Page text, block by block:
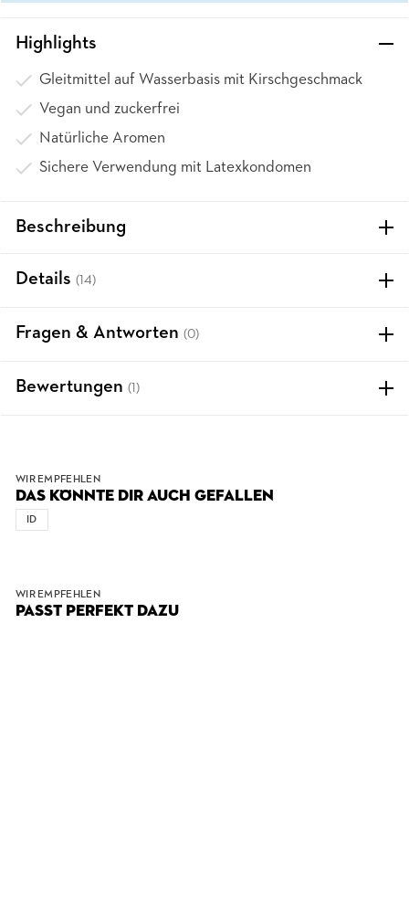
Highlights
Gleitmittel auf Wasserbasis mit Kirschgeschmack
Vegan und zuckerfrei
Natürliche Aromen
Sichere Verwendung mit Latexkondomen
Beschreibung
Details (14)
Fragen & Antworten (0)
Bewertungen (1)
WIR EMPFEHLEN
DAS KÖNNTE DIR AUCH GEFALLEN
ID
WIR EMPFEHLEN
PASST PERFEKT DAZU